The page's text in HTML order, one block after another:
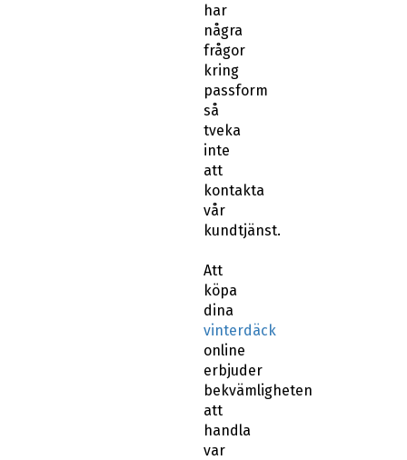
har
några
frågor
kring
passform
så
tveka
inte
att
kontakta
vår
kundtjänst.
Att
köpa
dina
vinterdäck
online
erbjuder
bekvämligheten
att
handla
var